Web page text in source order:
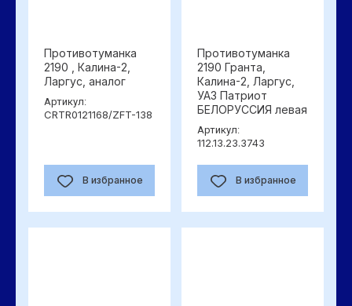
Противотуманка
2190 , Калина-2,
Ларгус, аналог
Артикул:
CRTR0121168/ZFT-138
В избранное
Противотуманка
2190 Гранта,
Калина-2, Ларгус,
УАЗ Патриот
БЕЛОРУССИЯ левая
Артикул:
112.13.23.3743
В избранное